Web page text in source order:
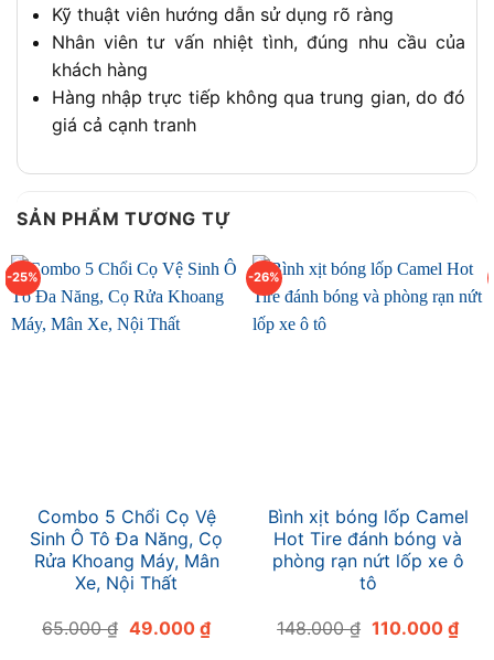
Kỹ thuật viên hướng dẫn sử dụng rõ ràng
Nhân viên tư vấn nhiệt tình, đúng nhu cầu của
khách hàng
Hàng nhập trực tiếp không qua trung gian, do đó
giá cả cạnh tranh
SẢN PHẨM TƯƠNG TỰ
-25%
Combo 5 Chổi Cọ Vệ
Sinh Ô Tô Đa Năng, Cọ
Rửa Khoang Máy, Mân
Xe, Nội Thất
65.000₫ Giá
49.000 ₫Giá
hiện
-26%
Bình xịt bóng lốp Camel
Hot Tire đánh bóng và
phòng rạn nứt lốp xe ô
tô
148.000₫ Giá
110.000 ₫Giá
hiện